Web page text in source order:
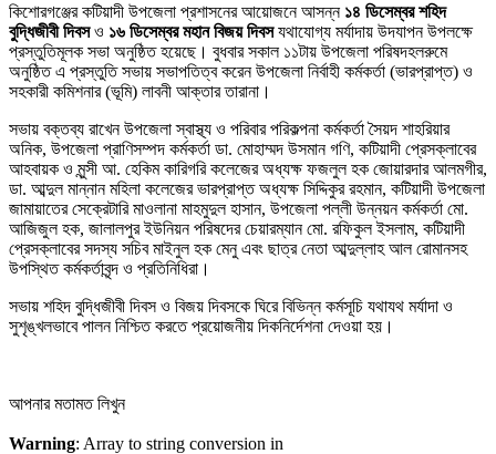
কিশোরগঞ্জের কটিয়াদী উপজেলা প্রশাসনের আয়োজনে আসন্ন ১৪ ডিসেম্বর শহিদ
বুদ্ধিজীবী দিবসও ১৬ ডিসেম্বর মহান বিজয় দিবসযথাযোগ্য মর্যাদায় উদযাপন উপলক্ষে
প্রস্তুতিমূলক সভা অনুষ্ঠিত হয়েছে। বুধবার সকাল ১১টায় উপজেলা পরিষদহলরুমে
অনুষ্ঠিত এ প্রস্তুতি সভায় সভাপতিত্ব করেন উপজেলা নির্বাহী কর্মকর্তা (ভারপ্রাপ্ত) ও
সহকারী কমিশনার (ভূমি) লাবনী আক্তার তারানা।
সভায় বক্তব্য রাখেন উপজেলা স্বাস্থ্য ও পরিবার পরিকল্পনা কর্মকর্তা সৈয়দ শাহরিয়ার
অনিক, উপজেলা প্রাণিসম্পদ কর্মকর্তা ডা. মোহাম্মদ উসমান গণি, কটিয়াদী প্রেসক্লাবের
আহবায়ক ও মুন্সী আ. হেকিম কারিগরি কলেজের অধ্যক্ষ ফজলুল হক জোয়ারদার আলমগীর,
ডা. আব্দুল মান্নান মহিলা কলেজের ভারপ্রাপ্ত অধ্যক্ষ সিদ্দিকুর রহমান, কটিয়াদী উপজেলা
জামায়াতের সেক্রেটারি মাওলানা মাহমুদুল হাসান, উপজেলা পল্লী উন্নয়ন কর্মকর্তা মো.
আজিজুল হক, জালালপুর ইউনিয়ন পরিষদের চেয়ারম্যান মো. রফিকুল ইসলাম, কটিয়াদী
প্রেসক্লাবের সদস্য সচিব মাইনুল হক মেনু এবং ছাত্র নেতা আব্দুল্লাহ আল রোমানসহ
উপস্থিত কর্মকর্তাবৃন্দ ও প্রতিনিধিরা।
সভায় শহিদ বুদ্ধিজীবী দিবস ও বিজয় দিবসকে ঘিরে বিভিন্ন কর্মসূচি যথাযথ মর্যাদা ও
সুশৃঙ্খলভাবে পালন নিশ্চিত করতে প্রয়োজনীয় দিকনির্দেশনা দেওয়া হয়।
আপনার মতামত লিখুন
Warning: Array to string conversion in